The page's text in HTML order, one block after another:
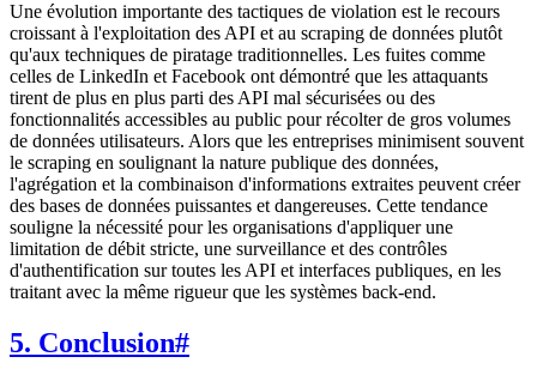
Une évolution importante des tactiques de violation est le recours
croissant à l'exploitation des API et au scraping de données plutôt
qu'aux techniques de piratage traditionnelles. Les fuites comme
celles de LinkedIn et Facebook ont démontré que les attaquants
tirent de plus en plus parti des API mal sécurisées ou des
fonctionnalités accessibles au public pour récolter de gros volumes
de données utilisateurs. Alors que les entreprises minimisent souvent
le scraping en soulignant la nature publique des données,
l'agrégation et la combinaison d'informations extraites peuvent créer
des bases de données puissantes et dangereuses. Cette tendance
souligne la nécessité pour les organisations d'appliquer une
limitation de débit stricte, une surveillance et des contrôles
d'authentification sur toutes les API et interfaces publiques, en les
traitant avec la même rigueur que les systèmes back-end.
5. Conclusion#